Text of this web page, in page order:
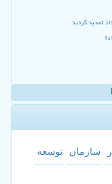
سازمان توسعه